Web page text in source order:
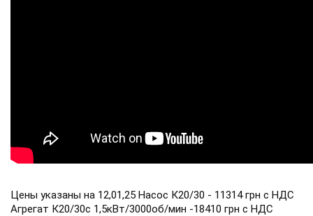
Цены указаны на 12,01,25 Насос К20/30 - 11314 грн с НДС
Агрегат К20/30с 1,5кВт/3000об/мин -18410 грн с НДС